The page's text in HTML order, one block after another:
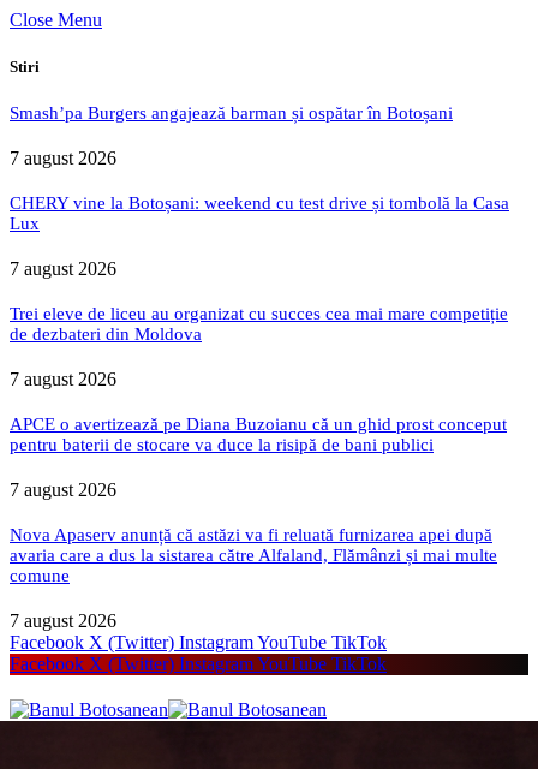
Close Menu
Stiri
Smash’pa Burgers angajează barman și ospătar în Botoșani
7 august 2026
CHERY vine la Botoșani: weekend cu test drive și tombolă la Casa
Lux
7 august 2026
Trei eleve de liceu au organizat cu succes cea mai mare competiție
de dezbateri din Moldova
7 august 2026
APCE o avertizează pe Diana Buzoianu că un ghid prost conceput
pentru baterii de stocare va duce la risipă de bani publici
7 august 2026
Nova Apaserv anunță că astăzi va fi reluată furnizarea apei după
avaria care a dus la sistarea către Alfaland, Flămânzi și mai multe
comune
7 august 2026
Facebook X (Twitter) InstagramYouTube TikTok
Facebook X (Twitter) InstagramYouTube TikTok